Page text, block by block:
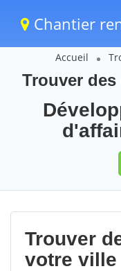
Chantier
Accueil
Trouver
Trouver
votre ville